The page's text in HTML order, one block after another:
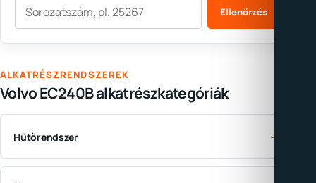
Ellenőrzés
ALKATRÉSZRENDSZEREK
Volvo EC240B alkatrészkategóriák
Hűtőrendszer →